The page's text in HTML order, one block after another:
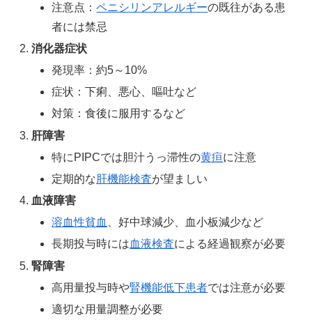
注意点：ペニシリンアレルギーの既往がある患
者には禁忌
消化器症状
発現率：約5～10%
症状：下痢、悪心、嘔吐など
対策：食後に服用するなど
肝障害
特にPIPCでは胆汁うっ滞性の黄疸に注意
定期的な 肝機能検査が望ましい
血液障害
溶血性貧血
、好中球減少、血小板減少など
長期投与時には血液検査による経過観察が必要
腎障害
高用量投与時や腎機能低下患者では注意が必要
適切な用量調整が必要